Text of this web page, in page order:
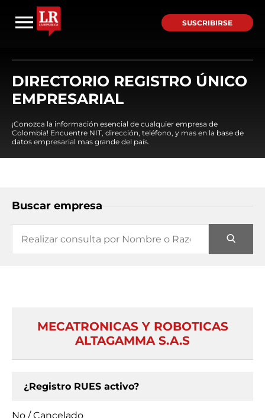
SUSCRIBIRSE
DIRECTORIO REGISTRO ÚNICO
EMPRESARIAL
¡Conozca la información esencial de cualquier empresa de
Colombia! Encuentre NIT, dirección, teléfono, y mas en la base de
datos empresarial mas grande del país.
Buscar empresa
MECATRONICAS Y ROBOTICAS
ALTAGAMMA S.A.S
¿Registro RUES activo?
No / Cancelado